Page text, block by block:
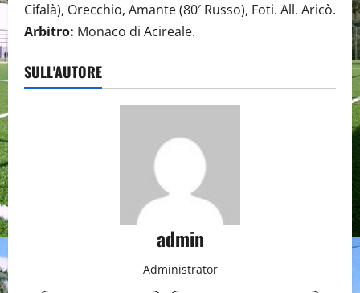
Cifalà), Orecchio, Amante (80′ Russo), Foti. All. Aricò.
Arbitro: Monaco di Acireale.
SULL'AUTORE
admin
Administrator